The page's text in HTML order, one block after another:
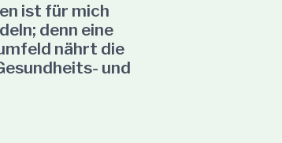
ist für mich
denn eine
nährt die
und